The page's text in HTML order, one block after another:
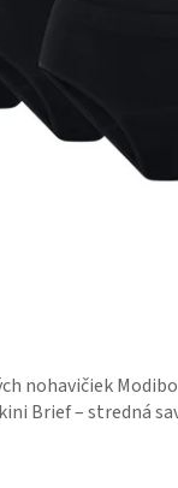
nohavičiek
Brief – stredná